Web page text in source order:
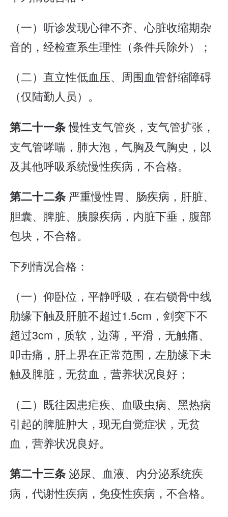
（一）听诊发现心律不齐、心脏收缩期杂
音的，经检查系生理性（条件兵除外）；
（二）直立性低血压、周围血管舒缩障碍
（仅陆勤人员）。
第二十一条慢性支气管炎，支气管扩张，
支气管哮喘，肺大泡，气胸及气胸史，以
及其他呼吸系统慢性疾病，不合格。
第二十二条 严重慢性胃、肠疾病，肝脏、
胆囊、脾脏、胰腺疾病，内脏下垂，腹部
包块，不合格。
下列情况合格：
（一）仰卧位，平静呼吸，在右锁骨中线
肋缘下触及肝脏不超过1.5cm，剑突下不
超过3cm，质软，边薄，平滑，无触痛、
叩击痛，肝上界在正常范围，左肋缘下未
触及脾脏，无贫血，营养状况良好；
（二）既往因患疟疾、血吸虫病、黑热病
引起的脾脏肿大，现无自觉症状，无贫
血，营养状况良好。
第二十三条泌尿、血液、内分泌系统疾
病，代谢性疾病，免疫性疾病，不合格。